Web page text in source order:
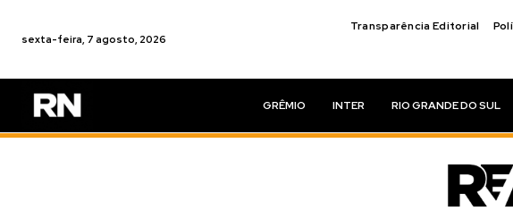
sexta-feira, 7 agosto, 2026
Transparência Editorial
GRÊMIO INTER RIO GRANDE DO SUL